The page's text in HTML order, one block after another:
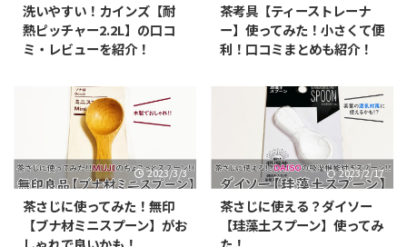
洗いやすい！カインズ【耐
熱ピッチャー2.2L】の口コ
ミ・レビューを紹介！
茶考具【ティーストレーナ
ー】使ってみた！小さくて便
利！口コミまとめも紹介！
2023/3/3
茶さじに使ってみた！無印
【ブナ材ミニスプーン】がお
2023/2/17
茶さじに使える？ダイソー
【珪藻土スプーン】使ってみ